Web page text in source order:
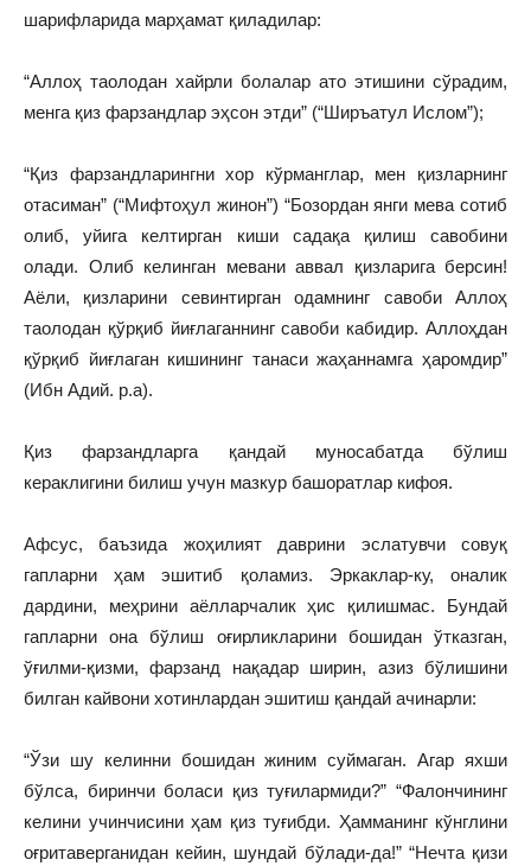
шарифларида марҳамат қиладилар:
“Аллоҳ таолодан хайрли болалар ато этишини сўрадим,
менга қиз фарзандлар эҳсон этди” (“Ширъатул Ислом”);
“Қиз фарзандларингни хор кўрманглар, мен қизларнинг
отасиман” (“Мифтоҳул жинон”) “Бозордан янги мева сотиб
олиб, уйига келтирган киши садақа қилиш савобини
олади. Олиб келинган мевани аввал қизларига берсин!
Аёли, қизларини севинтирган одамнинг савоби Аллоҳ
таолодан қўрқиб йиғлаганнинг савоби кабидир. Аллоҳдан
қўрқиб йиғлаган кишининг танаси жаҳаннамга ҳаромдир”
(Ибн Адий. р.а).
Қиз фарзандларга қандай муносабатда бўлиш
кераклигини билиш учун мазкур башоратлар кифоя.
Афсус, баъзида жоҳилият даврини эслатувчи совуқ
гапларни ҳам эшитиб қоламиз. Эркаклар-ку, оналик
дардини, меҳрини аёлларчалик ҳис қилишмас. Бундай
гапларни она бўлиш оғирликларини бошидан ўтказган,
ўғилми-қизми, фарзанд нақадар ширин, азиз бўлишини
билган кайвони хотинлардан эшитиш қандай ачинарли:
“Ўзи шу келинни бошидан жиним суймаган. Агар яхши
бўлса, биринчи боласи қиз туғилармиди?” “Фалончининг
келини учинчисини ҳам қиз туғибди. Ҳамманинг кўнглини
оғритаверганидан кейин, шундай бўлади-да!” “Нечта қизи